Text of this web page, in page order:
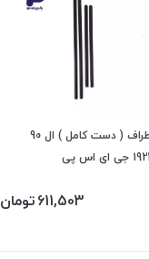
زه اطراف ( دست کامل ) ال 90
اس پی
611,503تومان